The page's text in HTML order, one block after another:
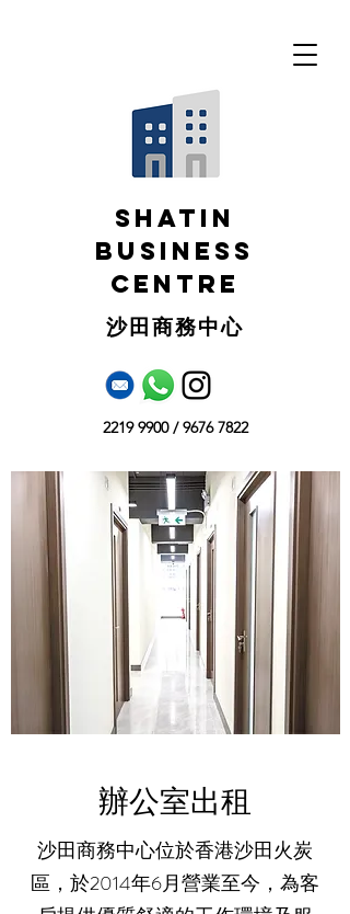
2219 9900/9676 7822
SHATIN
BUSINESS
CENTRE
​沙田商務中心
​辦公室出租
沙田商務中心位於香港沙田火炭
區，於2014年6月營業至今，為客